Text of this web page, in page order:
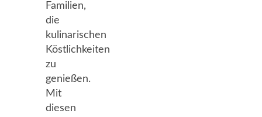
Familien,
die
kulinarischen
Köstlichkeiten
zu
genießen.
Mit
diesen